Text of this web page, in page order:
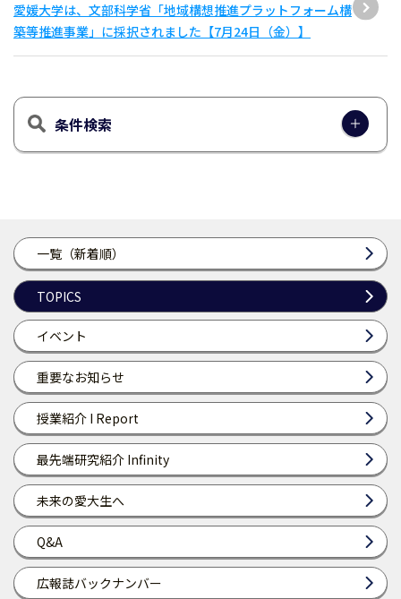
一覧（新着順）
TOPICS
イベント
重要なお知らせ
授業紹介 I Report
最先端研究紹介 Infinity
未来の愛大生へ
Q&A
広報誌バックナンバー
愛媛大学は、文部科学省「地域構想推進プラットフォーム構
築等推進事業」に採択されました【7月24日（金）】
条件検索